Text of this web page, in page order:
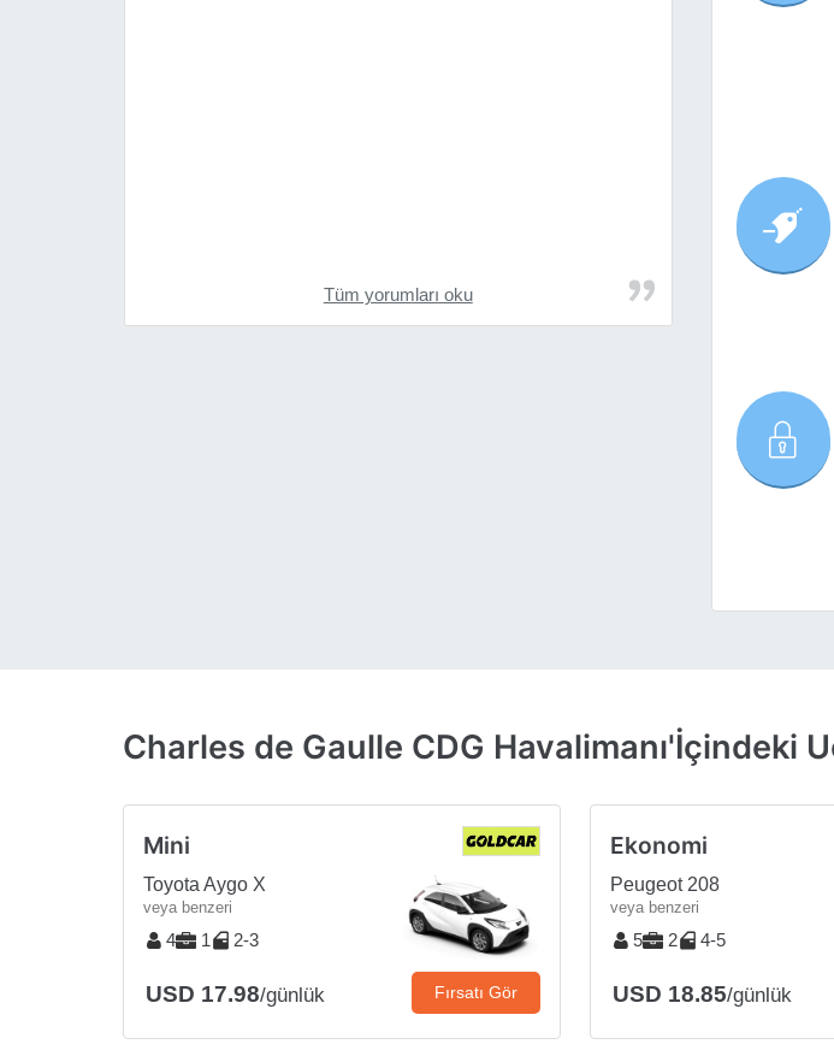
Tüm yorumları oku
Charles de Gaulle CDG Havalimanı'İçindeki
Mini
Toyota Aygo X
veya benzeri
4 1 2-3
USD 17.98/günlük Fırsatı Gör
Ekonomi
Peugeot 208
veya benzeri
5 2 4-5
USD 18.85/günlük